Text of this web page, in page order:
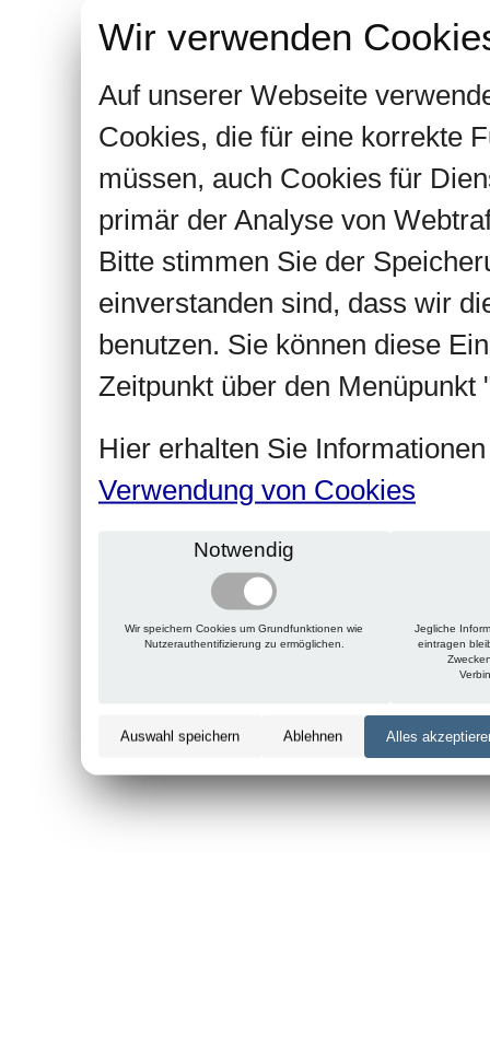
Wir verwenden
Auf unserer Webseite
Cookies, die für eine korrekte
müssen, auch Cookies für
primär der Analyse von
Bitte stimmen Sie der
einverstanden sind, dass wir
benutzen. Sie können diese
Zeitpunkt über den Menüpunkt
Hier erhalten Sie
Verwendung von Cookies
Notwendig
Wir speichern Cookies um Grundfunktionen wie
Nutzerauthentifizierung zu ermöglichen.
Jegliche
eintragen
Auswahl speichern Ablehnen Alles